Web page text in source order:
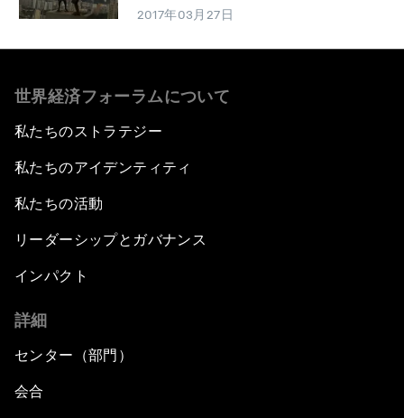
2017年03月27日
世界経済フォーラムについて
私たちのストラテジー
私たちのアイデンティティ
私たちの活動
リーダーシップとガバナンス
インパクト
詳細
センター（部門）
会合